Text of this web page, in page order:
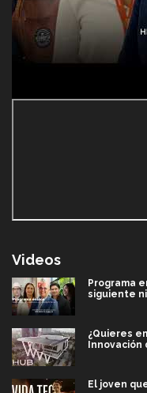
Videos
Programa
siguiente
¿Quieres
Innovación
El joven